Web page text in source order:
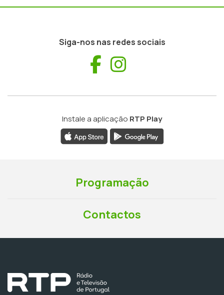
Siga-nos nas redes sociais
Facebook
Instale a aplicação RTP Play
Programação
Contactos